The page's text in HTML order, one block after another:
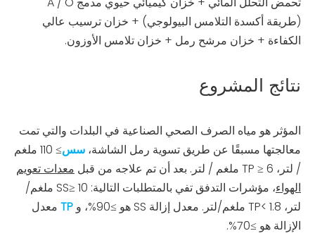
(طريقة أكسدة التلامس البيولوجي) + خزان ترسيب عالي
الكفاءة + خزان مرشح رمل + خزان تلامس الأوزون.
نتائج المشروع
المؤثر هو مياه الصرف الصحي الصناعية في البلدات والتي تمت
معالجتها مسبقًا عن طريق تسوية رمل الشاشة، سس
≥ 110 ملغم
/ لتر، TP ≥ 6 ملغم / لتر. بعد أن تم علاجه من قبل
معدات تعويم
الهواء
، مؤشرات التدفق تفي بالمتطلبات التالية: SS≥ 10 ملغم/
لتر، TP< 1.8 ملغم/لتر. معدل إزالة SS هو ≥90%، و
TP معدل
الإزالة هو ≥70%.